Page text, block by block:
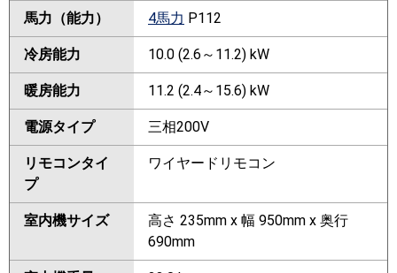
馬力（能力） 4馬力 P112
冷房能力 10.0 (2.6～11.2) kW
暖房能力 11.2 (2.4～15.6) kW
電源タイプ 三相200V
リモコンタイ
プ
ワイヤードリモコン
室内機サイズ
高さ 235mm x 幅 950mm x 奥行
690mm